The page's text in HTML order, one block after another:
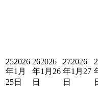
252026
年1月
25日
262026
年1月26
日
272026
年1月27
日